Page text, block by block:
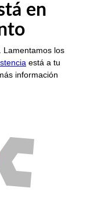
en
Lamentamos los
está a tu
información